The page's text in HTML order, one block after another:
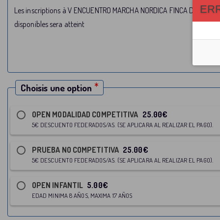
Les inscriptions à V ENCUENTRO MARCHA NORDICA FINCA DON
disponibles sera atteint
Choisis une option
OPEN MODALIDAD COMPETITIVA 25.00€
5€ DESCUENTO FEDERADOS/AS. (SE APLICARA AL REALIZAR EL PAGO).
PRUEBA NO COMPETITIVA 25.00€
5€ DESCUENTO FEDERADOS/AS. (SE APLICARA AL REALIZAR EL PAGO).
OPEN INFANTIL 5.00€
EDAD MINIMA 8 AÑOS, MAXIMA 17 AÑOS